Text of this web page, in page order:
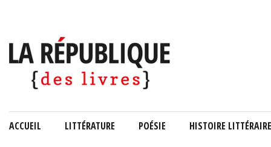
ACCUEIL LITTÉRATURE POÉSIE HISTOIRE LITTÉRAIRE